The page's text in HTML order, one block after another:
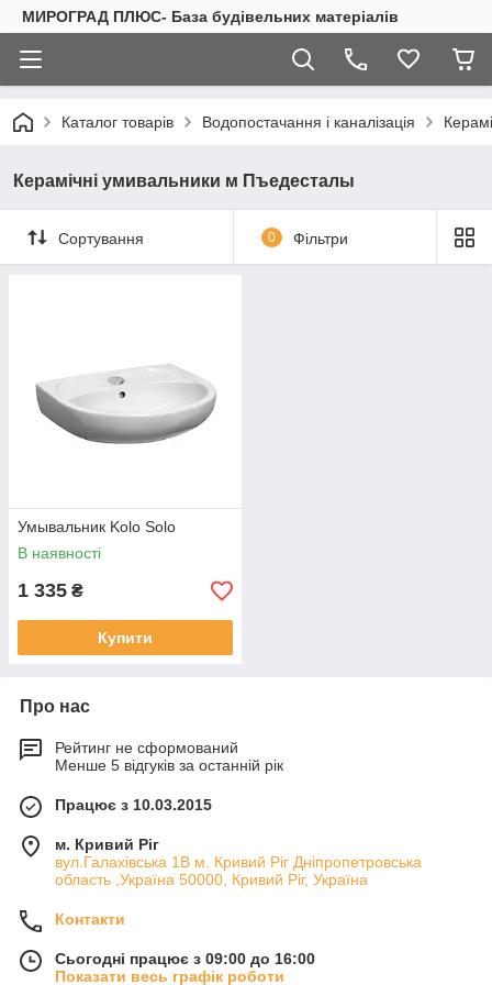
МИРОГРАД ПЛЮС- База будівельних матеріалів
Каталог товарів Водопостачання і каналізація
Керамічні умивальники м Пъедесталы
Сортування 0 Фільтри
Умывальник Kolo Solo
В наявності
1 335 ₴
Купити
Про нас
Рейтинг не сформований
Менше 5 відгуків за останній рік
Працює з 10.03.2015
м. Кривий Ріг
вул.Галахівська 1В м. Кривий Ріг Дніпропетровська
область ,Україна 50000, Кривий Ріг, Україна
Контакти
Сьогодні працює з 09:00 до 16:00
Показати весь графік роботи